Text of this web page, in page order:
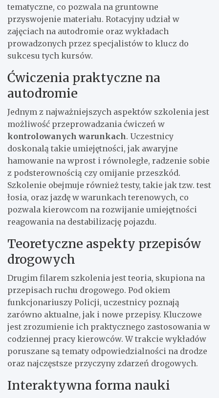
tematyczne, co pozwala na gruntowne
przyswojenie materiału. Rotacyjny udział w
zajęciach na autodromie oraz wykładach
prowadzonych przez specjalistów to klucz do
sukcesu tych kursów.
Ćwiczenia praktyczne na
autodromie
Jednym z najważniejszych aspektów szkolenia jest
możliwość przeprowadzania ćwiczeń w
kontrolowanych warunkach. Uczestnicy
doskonalą takie umiejętności, jak awaryjne
hamowanie na wprost i równoległe, radzenie sobie
z podsterownością czy omijanie przeszkód.
Szkolenie obejmuje również testy, takie jak tzw. test
łosia, oraz jazdę w warunkach terenowych, co
pozwala kierowcom na rozwijanie umiejętności
reagowania na destabilizację pojazdu.
Teoretyczne aspekty przepisów
drogowych
Drugim filarem szkolenia jest teoria, skupiona na
przepisach ruchu drogowego. Pod okiem
funkcjonariuszy Policji, uczestnicy poznają
zarówno aktualne, jak i nowe przepisy. Kluczowe
jest zrozumienie ich praktycznego zastosowania w
codziennej pracy kierowców. W trakcie wykładów
poruszane są tematy odpowiedzialności na drodze
oraz najczęstsze przyczyny zdarzeń drogowych.
Interaktywna forma nauki